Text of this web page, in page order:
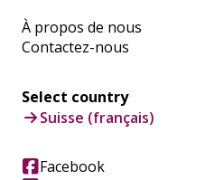
À propos de nous
Contactez-nous
Select country
Suisse (français)
Facebook